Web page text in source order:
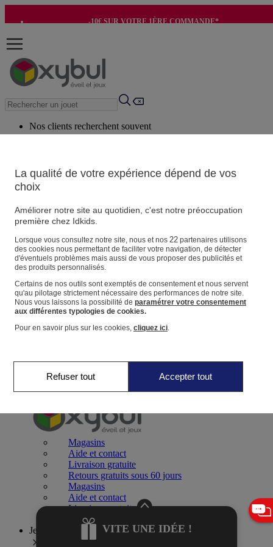
-10€ SUR VOTRE 1ÈRE COMMANDE*
Nos clients recherchent souvent
Conseils suggérés
Produits suggérés
Vos informations personnelles
Suivre une commande
Magasin
Panier
Favoris
Jeux 0-2 ans
Magasins
Aide et contact
Livraison gratuite
Retours gratuits sous 60 jours
Magasins
Aide et contact
Livraison gratuite
Retours gratuits sous 60 jours
Jeux 2-4 ans
VITE UNE IDÉE !
La qualité de votre expérience dépend de vos
choix
Améliorer notre site au quotidien, c'est notre préoccupation
première chez Idkids.
Lorsque vous consultez notre site, nous et nos 22partenaires utilisons
des cookies nous permettant de faciliter votre navigation, de détecter
d'éventuels problèmes mais aussi de vous proposer des publicités et
des produits personnalisés.
Certains de nos outils sont exemptés de consentement et nous servent
qu'au pilotage strictement nécessaire des performances de notre site.
Nous vous laissons la possibilité de paramétrer votre consentement
aux différentes typologies de cookies.
Pour en savoir plus sur les cookies, cliquez ici.
Refuser tout Accepter tout